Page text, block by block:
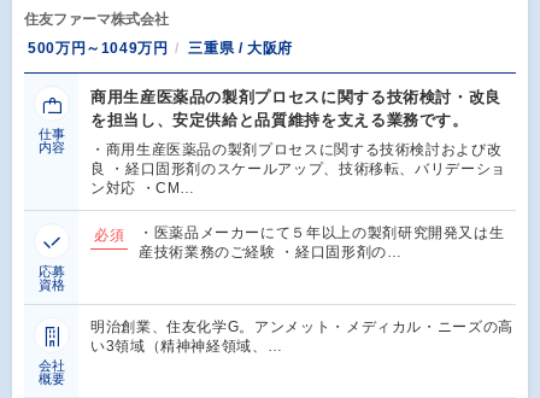
住友ファーマ株式会社
500万円～1049万円
三重県 / 大阪府
仕事
内容
商用生産医薬品の製剤プロセスに関する技術検討・改良
を担当し、安定供給と品質維持を支える業務です。
・商用生産医薬品の製剤プロセスに関する技術検討および改
良 ・経口固形剤のスケールアップ、技術移転、バリデーショ
ン対応 ・CM…
応募
資格
必須
・医薬品メーカーにて５年以上の製剤研究開発又は生
産技術業務のご経験 ・経口固形剤の…
会社
概要
明治創業、住友化学G。アンメット・メディカル・ニーズの高
い3領域（精神神経領域、…